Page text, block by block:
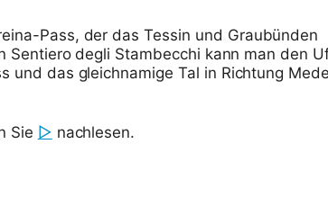
Pass, der das Tessin und Graubünden
degli Stambecchi kann man den
und das gleichnamige Tal in Richtung
Sie ▷ nachlesen.